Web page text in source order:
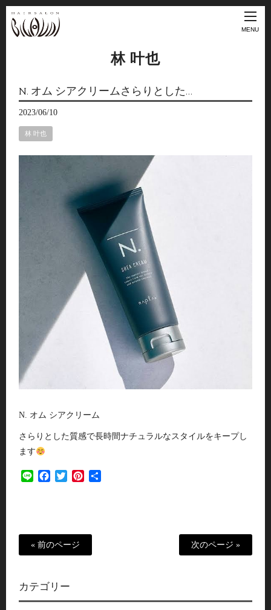
MENU
林 叶也
N. オム シアクリームさらりとした…
2023/06/10
林 叶也
N. オム シアクリーム
さらりとした質感で長時間ナチュラルなスタイルをキープし
ます
Line FacebookTwitterPinterest
« 前のページ 次のページ »
カテゴリー